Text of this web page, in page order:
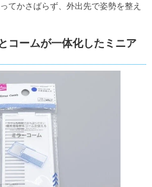
てかさばらず、外出先で姿勢を整え
コームが一体化したミニア